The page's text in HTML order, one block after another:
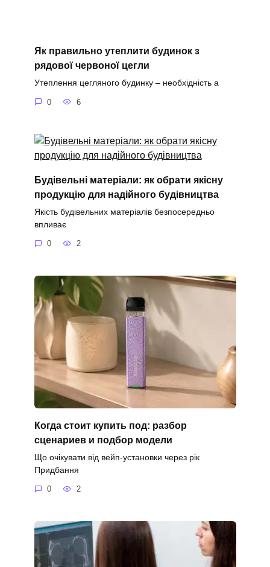
Як правильно утеплити будинок з
рядової червоної цегли
Утеплення цегляного будинку – необхідність а
0 6
Будівельні матеріали: як обрати якісну
продукцію для надійного будівництва
Якість будівельних матеріалів безпосередньо
впливає
0 2
Когда стоит купить под: разбор
сценариев и подбор модели
Що очікувати від вейп-установки через рік
Придбання
0 2